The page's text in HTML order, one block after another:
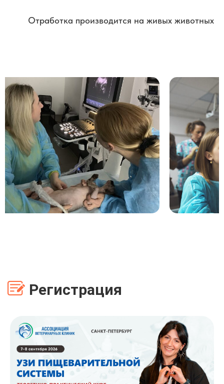
Отработка производится на живых животных
Регистрация